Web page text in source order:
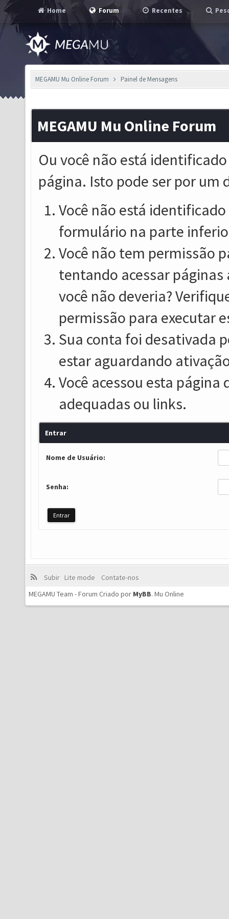
Home Forum Recentes
MEGAMU Mu Online Forum Painel de Mensagens
MEGAMU Mu Online Forum
Ou você não está
página. Isto pode ser por um
Você não está
formulário na parte
Você não tem permissão
tentando acessar
você não deveria?
permissão para executar
Sua conta foi desativada
estar aguardando
Você acessou esta
adequadas ou links.
Entrar
Nome de Usuário:
Senha:
Subir Lite mode
Contate-nos
MEGAMU Team - Forum Criado por MyBB. Mu Online